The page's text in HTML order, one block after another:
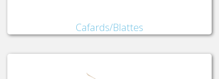
Cafards/Blattes